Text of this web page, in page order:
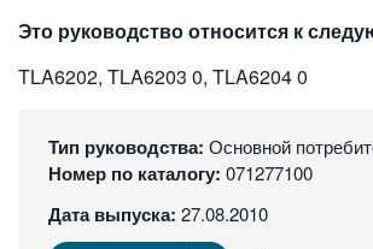
VIỆT NAM
简体中文
한국어
繁體中文
Это руководство относится к
TLA6202, TLA6203 0, TLA6204 0
Тип руководства: Основной
Номер по каталогу: 071277100
Дата выпуска: 27.08.2010